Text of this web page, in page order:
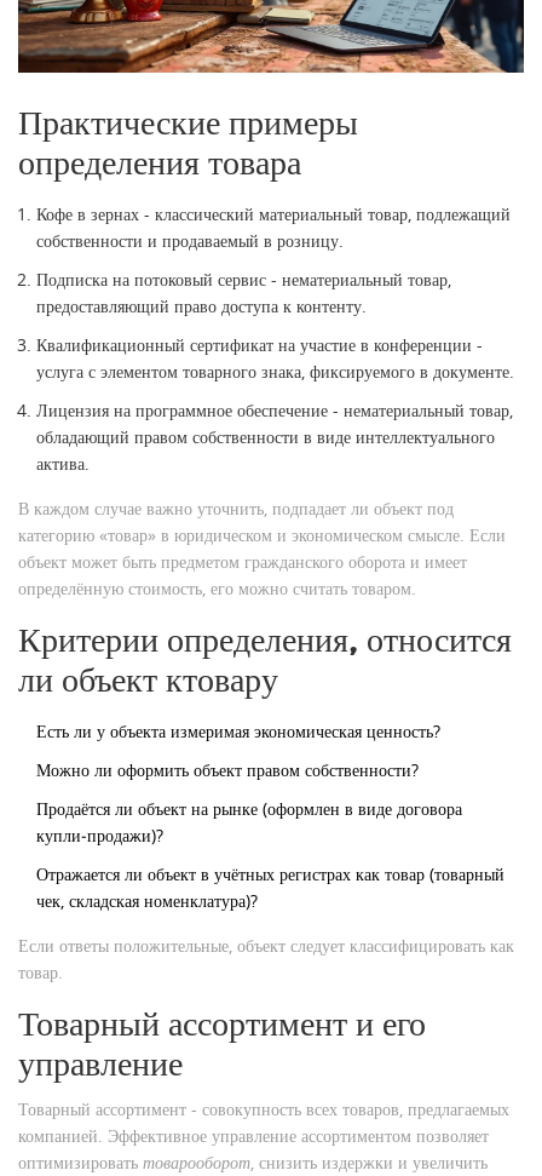
Практические примеры
определения товара
Кофе в зернах - классический материальный товар, подлежащий
собственности и продаваемый в розницу.
Подписка на потоковый сервис - нематериальный товар,
предоставляющий право доступа к контенту.
Квалификационный сертификат на участие в конференции -
услуга с элементом товарного знака, фиксируемого в документе.
Лицензия на программное обеспечение - нематериальный товар,
обладающий правом собственности в виде интеллектуального
актива.
В каждом случае важно уточнить, подпадает ли объект под
категорию «товар» в юридическом и экономическом смысле. Если
объект может быть предметом гражданского оборота и имеет
определённую стоимость, его можно считать товаром.
Критерии определения, относится
ли объект ктовару
Есть ли у объекта измеримая экономическая ценность?
Можно ли оформить объект правом собственности?
Продаётся ли объект на рынке (оформлен в виде договора
купли‑продажи)?
Отражается ли объект в учётных регистрах как товар (товарный
чек, складская номенклатура)?
Если ответы положительные, объект следует классифицировать как
товар.
Товарный ассортимент и его
управление
Товарный ассортимент - совокупность всех товаров, предлагаемых
компанией. Эффективное управление ассортиментом позволяет
оптимизировать товарооборот, снизить издержки и увеличить